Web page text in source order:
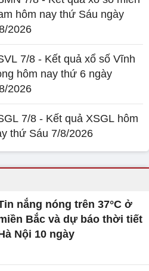
hôm nay thứ Sáu ngày
2026
7/8 - Kết quả xổ số Vĩnh
hôm nay thứ 6 ngày
2026
7/8 - Kết quả XSGL hôm
thứ Sáu 7/8/2026
nắng nóng trên 37°C ở
Bắc và dự báo thời tiết
Nội 10 ngày